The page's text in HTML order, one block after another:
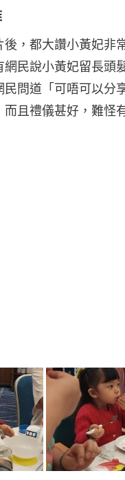
後，都大讚小黃妃非
網民說小黃妃留長頭
民問道「可唔可以分
且禮儀甚好，難怪